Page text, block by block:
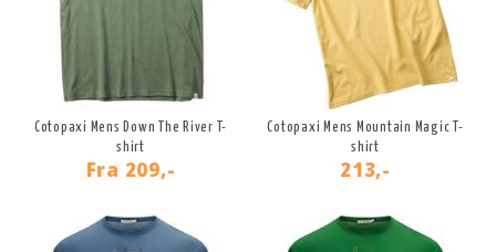
Cotopaxi Mens Down The River T-
shirt
Fra 209,-
Cotopaxi Mens Mountain Magic T-
shirt
213,-